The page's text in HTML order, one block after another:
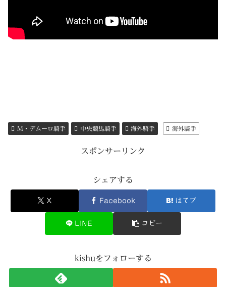
M・デムーロ騎手 中央競馬騎手 海外騎手 海外騎手
スポンサーリンク
シェアする
X Facebook はてブ
LINE コピー
kishuをフォローする